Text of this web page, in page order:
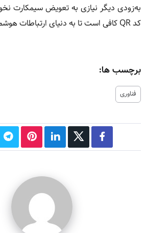
به‌زودی دیگر نیازی به تعویض سیمکارت
کد QR کافی است تا به دنیای ارتباطات هوشمند متصل شوید.
برچسب ها:
فناوری